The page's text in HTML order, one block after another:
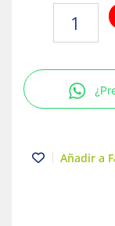
sencillo
+
interruptor
Blanco
Añadir a